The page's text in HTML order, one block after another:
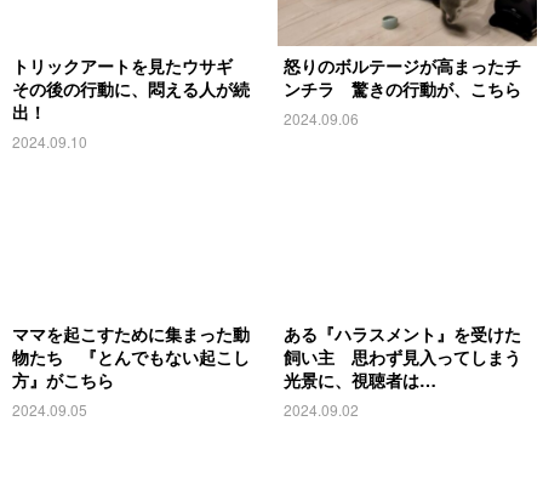
トリックアートを見たウサギ
その後の行動に、悶える人が続
出！
2024.09.10
怒りのボルテージが高まったチ
ンチラ 驚きの行動が、こちら
2024.09.06
ママを起こすために集まった動
物たち 『とんでもない起こし
方』がこちら
2024.09.05
ある『ハラスメント』を受けた
飼い主 思わず見入ってしまう
光景に、視聴者は…
2024.09.02